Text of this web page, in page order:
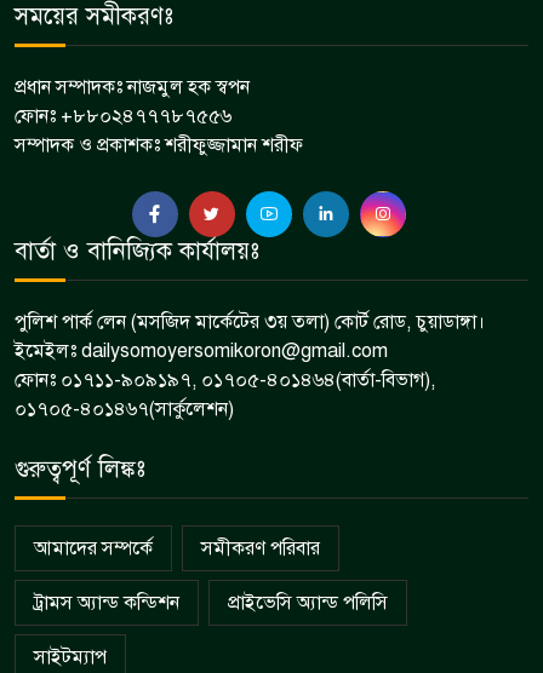
উঠান বৈঠক
৬ সদস্য গ্রেপ্তার
৭
অনুপ্রবেশকালে ৮ বাংলাদেশি নারী
আটক
৮
সময়ের সমীকরণঃ
প্রধান সম্পাদকঃ নাজমুল হক স্বপন
ফোনঃ +৮৮০২৪৭৭৭৮৭৫৫৬
সম্পাদক ও প্রকাশকঃ শরীফুজ্জামান শরীফ
বার্তা ও বানিজ্যিক কার্যালয়ঃ
পুলিশ পার্ক লেন (মসজিদ মার্কেটের ৩য় তলা) কোর্ট রোড, চুয়াডাঙ্গা।
ইমেইলঃ dailysomoyersomikoron@gmail.com
ফোনঃ ০১৭১১-৯০৯১৯৭, ০১৭০৫-৪০১৪৬৪(বার্তা-বিভাগ),
০১৭০৫-৪০১৪৬৭(সার্কুলেশন)
গুরুত্বপূর্ণ লিঙ্কঃ
আমাদের সম্পর্কে সমীকরণ পরিবার
ট্রামস অ্যান্ড কন্ডিশন প্রাইভেসি অ্যান্ড পলিসি
সাইটম্যাপ